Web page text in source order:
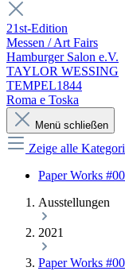
21st-Edition
Messen / Art Fairs
Hamburger Salon e.V.
TAYLOR WESSING
TEMPEL1844
Roma e Toska
Menü schließen
Zeige alle
Paper Works
Ausstellungen
2021
Paper Works